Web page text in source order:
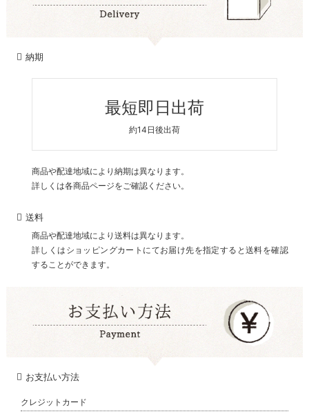
納期
最短即日出荷
約14日後出荷
商品や配達地域により納期は異なります。
詳しくは各商品ページをご確認ください。
送料
商品や配達地域により送料は異なります。
詳しくはショッピングカートにてお届け先を指定すると送料を確認
することができます。
お支払い方法
クレジットカード